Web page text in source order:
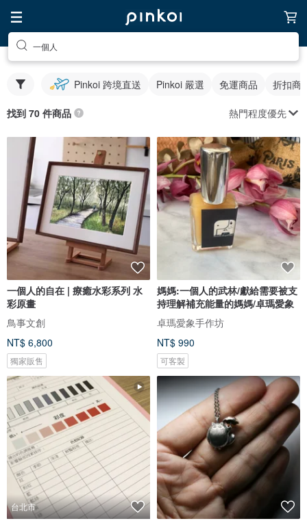
一個人
Pinkoi 跨境直送 Pinkoi 嚴選 免運商品 折扣商
找到 70 件商品 熱門程度優先
一個人的自在 | 療癒水彩系列 水
彩原畫
鳥事文創
NT$ 6,800
獨家販售
媽媽:一個人的武林/獻給需要被支
持理解補充能量的媽媽/卓瑪愛象
卓瑪愛象手作坊
NT$ 990
可客製
台北市